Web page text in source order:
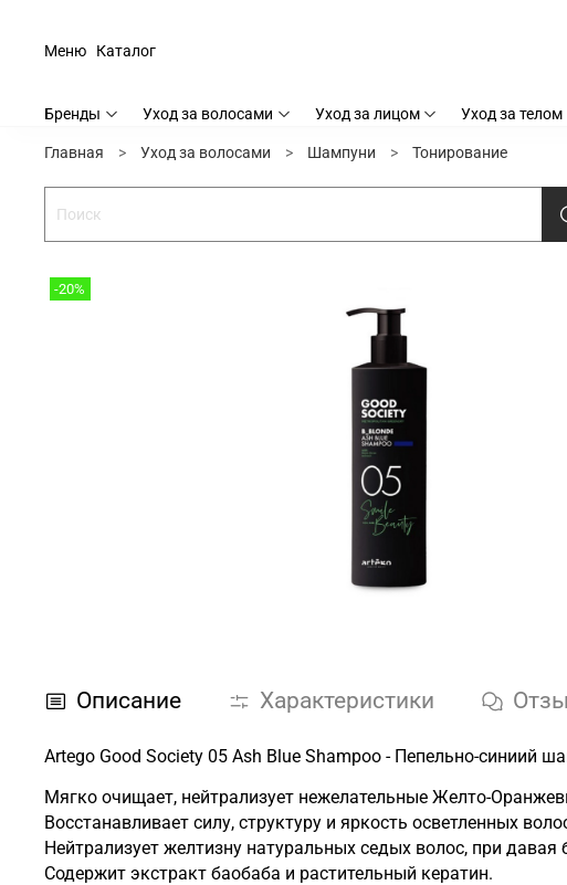
Каталог
Меню
Бренды Уход за волосами Уход за лицом Уход за телом
Главная Уход за волосами Шампуни Тонирование
-20%
Описание Характеристики
Artego Good Society 05 Ash Blue Shampoo - Пепельно-синиий
Мягко очищает, нейтрализует нежелательные Желто-
Восстанавливает силу, структуру и яркость осветленных
Нейтрализует желтизну натуральных седых волос, при давая
Содержит экстракт баобаба и растительный кератин.